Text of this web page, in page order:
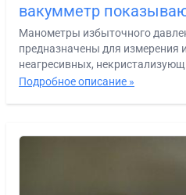
вакумметр
Манометры избыточного
предназначены для измерения
неагресивных,
Подробное описание »